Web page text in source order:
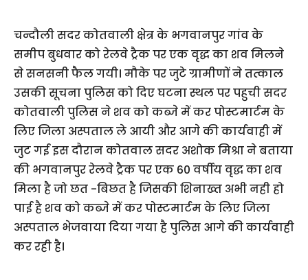
चन्दौली सदर कोतवाली क्षेत्र के भगवानपुर गांव के
समीप बुधवार को रेलवे ट्रैक पर एक वृद्ध का शव मिलने
से सनसनी फैल गयी। मौके पर जुटे ग्रामीणों ने तत्काल
उसकी सूचना पुलिस को दिए घटना स्थल पर पहुची सदर
कोतवाली पुलिस ने शव को कब्जे में कर पोस्टमार्टम के
लिए जिला अस्पताल ले आयी और आगे की कार्यवाही में
जुट गई इस दौरान कोतवाल सदर अशोक मिश्रा ने बताया
की भगवानपुर रेलवे ट्रैक पर एक 60 वर्षीय वृद्ध का शव
मिला है जो छत -बिछत है जिसकी शिनाख्त अभी नही हो
पाई है शव को कब्जे में कर पोस्टमार्टम के लिए जिला
अस्पताल भेजवाया दिया गया है पुलिस आगे की कार्यवाही
कर रही है।